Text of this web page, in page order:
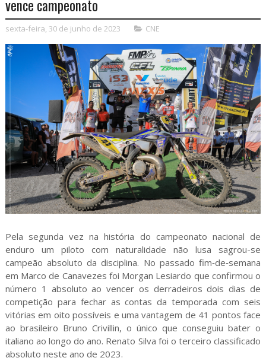
vence campeonato
sexta-feira, 30 de junho de 2023 CNE
Pela segunda vez na história do campeonato nacional de
enduro um piloto com naturalidade não lusa sagrou-se
campeão absoluto da disciplina. No passado fim‑de‑semana
em Marco de Canavezes foi Morgan Lesiardo que confirmou o
número 1 absoluto ao vencer os derradeiros dois dias de
competição para fechar as contas da temporada com seis
vitórias em oito possíveis e uma vantagem de 41 pontos face
ao brasileiro Bruno Crivillin, o único que conseguiu bater o
italiano ao longo do ano. Renato Silva foi o terceiro classificado
absoluto neste ano de 2023.